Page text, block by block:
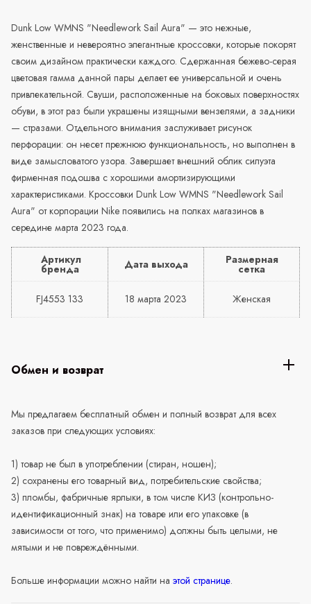
Dunk Low WMNS "Needlework Sail Aura" — это нежные,
женственные и невероятно элегантные кроссовки, которые покорят
своим дизайном практически каждого. Сдержанная бежево-серая
цветовая гамма данной пары делает ее универсальной и очень
привлекательной. Свуши, расположенные на боковых поверхностях
обуви, в этот раз были украшены изящными вензелями, а задники
— стразами. Отдельного внимания заслуживает рисунок
перфорации: он несет прежнюю функциональность, но выполнен в
виде замысловатого узора. Завершает внешний облик силуэта
фирменная подошва с хорошими амортизирующими
характеристиками. Кроссовки Dunk Low WMNS "Needlework Sail
Aura" от корпорации Nike появились на полках магазинов в
середине марта 2023 года.
Артикул
бренда Дата выхода Размерная
сетка
FJ4553 133 18 марта 2023 Женская
Обмен и возврат
Мы предлагаем бесплатный обмен и полный возврат для всех
заказов при следующих условиях:
1) товар не был в употреблении (стиран, ношен);
2) сохранены его товарный вид, потребительские свойства;
3) пломбы, фабричные ярлыки, в том числе КИЗ (контрольно-
идентификационный знак) на товаре или его упаковке (в
зависимости от того, что применимо) должны быть целыми, не
мятыми и не повреждёнными.
Больше информации можно найти на этой странице.